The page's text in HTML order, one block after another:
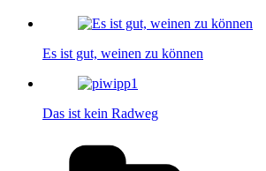
Es ist gut, weinen zu können
Das ist kein Radweg